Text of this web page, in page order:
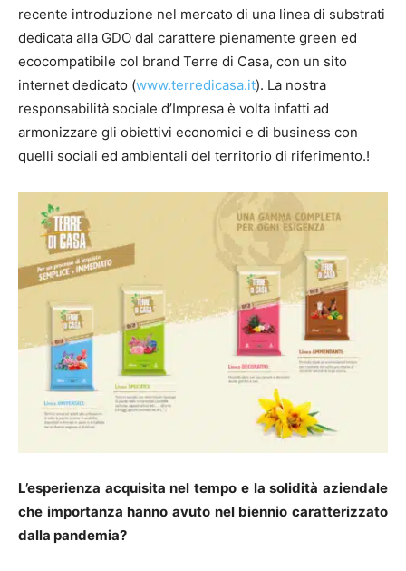
recente introduzione nel mercato di una linea di substrati
dedicata alla GDO dal carattere pienamente green ed
ecocompatibile col brand Terre di Casa, con un sito
internet dedicato (www.terredicasa.it). La nostra
responsabilità sociale d’Impresa è volta infatti ad
armonizzare gli obiettivi economici e di business con
quelli sociali ed ambientali del territorio di riferimento.!
L’esperienza acquisita nel tempo e la solidità aziendale
che importanza hanno avuto nel biennio caratterizzato
dalla pandemia?